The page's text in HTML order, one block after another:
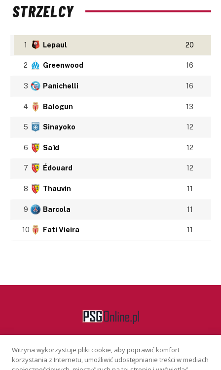
STRZELCY
1 Lepaul 20
2 Greenwood 16
3 Panichelli 16
4 Balogun 13
5 Sinayoko 12
6 Saïd 12
7 Édouard 12
8 Thauvin 11
9 Barcola 11
10 Fati Vieira 11
Facebook
Witryna wykorzystuje pliki cookie, aby poprawić komfort
korzystania z Internetu, umożliwić udostępnianie treści w mediach